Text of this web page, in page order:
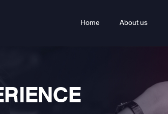
Home About us